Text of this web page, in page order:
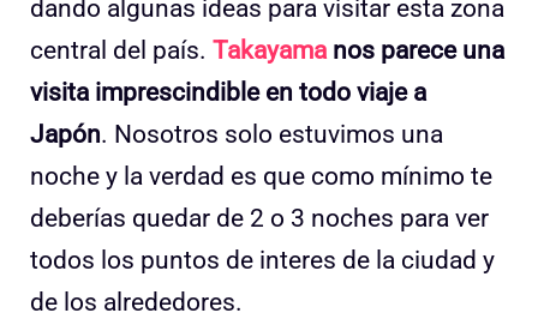
dando algunas ideas para visitar esta zona
central del país. Takayamanos parece una
visita imprescindible en todo viaje a
Japón. Nosotros solo estuvimos una
noche y la verdad es que como mínimo te
deberías quedar de 2 o 3 noches para ver
todos los puntos de interes de la ciudad y
de los alrededores.